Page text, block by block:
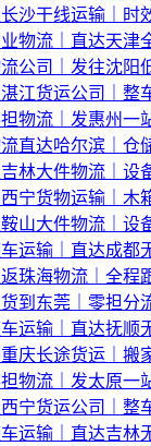
沙干线运输｜时
物流｜直达天津
公司｜发往沈阳
江货运公司｜整
物流｜发惠州一
直达哈尔滨｜仓
林大件物流｜设
宁货物运输｜木
山大件物流｜设
运输｜直达成都
珠海物流｜全程
到东莞｜零担分
运输｜直达抚顺
庆长途货运｜搬
物流｜发太原一
宁货运公司｜整
运输｜直达吉林